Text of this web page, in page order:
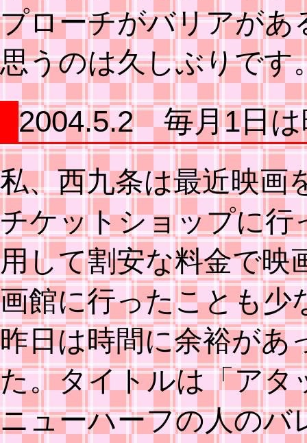
プローチがバリアが
思うのは久しぶりです
2004.5.2 毎月1日は
私、西九条は最近映画
チケットショップに行
用して割安な料金で映
画館に行ったことも少
昨日は時間に余裕があ
た。タイトルは「アタ
ニューハーフの人のバ